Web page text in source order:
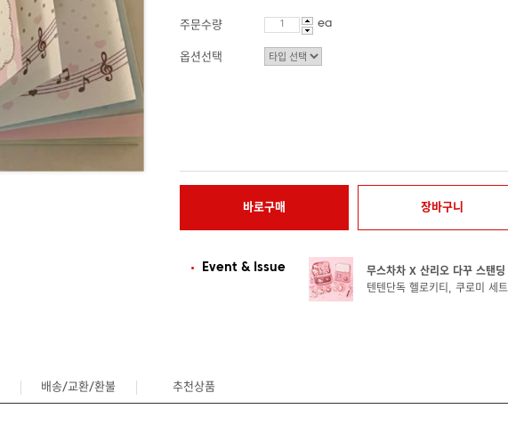
주문수량 ea
옵션선택
바로구매 장바구니
Event & Issue 무스차차 X 산리오 다꾸 스탠딩
텐텐단독 헬로키티, 쿠로미 세
배송/교환/환불 추천상품